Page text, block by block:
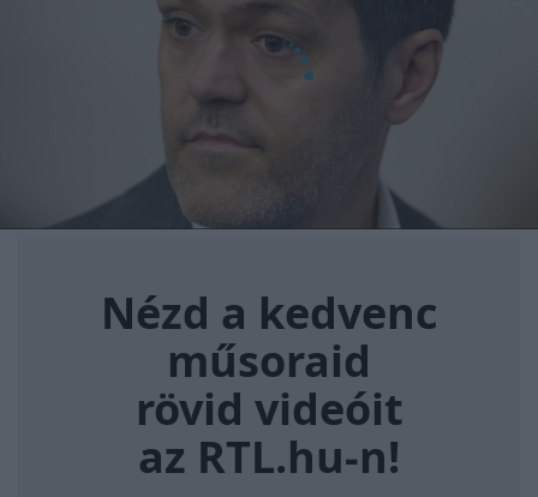
Nézd a kedvenc
műsoraid
rövid videóit
az RTL.hu-n!